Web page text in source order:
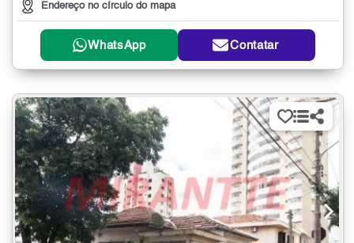
Endereço no círculo do mapa
WhatsApp Contatar